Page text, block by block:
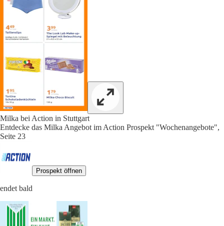
Milka bei Action in Stuttgart
Entdecke das Milka Angebot im Action Prospekt "Wochenangebote",
Seite 23
Prospekt öffnen
endet bald